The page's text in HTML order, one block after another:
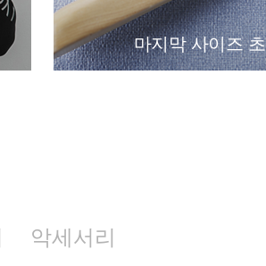
마지막 사이즈
악세서리